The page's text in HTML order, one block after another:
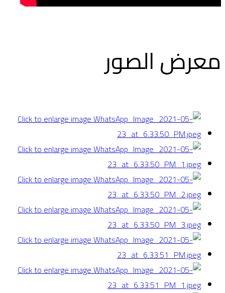
معرض الصور